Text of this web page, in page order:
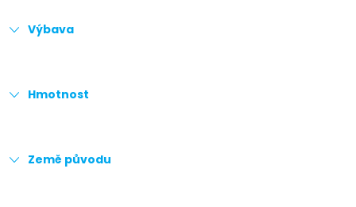
Výbava
Hmotnost
Země původu